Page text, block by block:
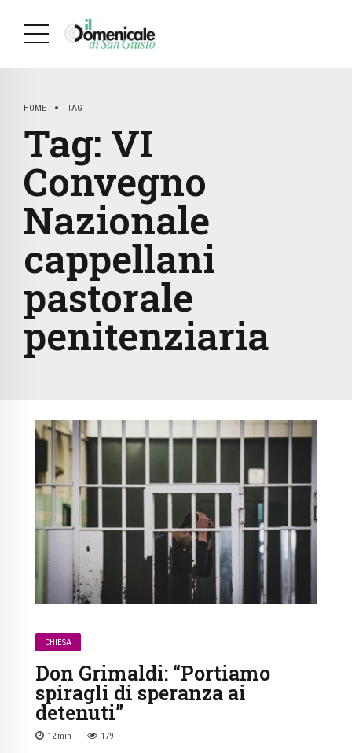
HOME TAG
Tag: VI
Convegno
Nazionale
cappellani
pastorale
penitenziaria
CHIESA
Don Grimaldi: “Portiamo
spiragli di speranza ai
detenuti”
12 min 179